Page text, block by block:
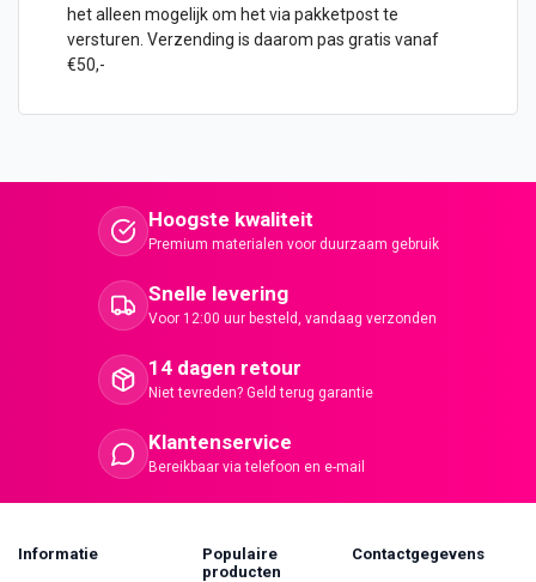
het alleen mogelijk om het via pakketpost te
versturen. Verzending is daarom pas gratis vanaf
€50,-
Hoogste kwaliteit
Premium materialen voor duurzaam gebruik
Snelle levering
Voor 12:00 uur besteld, vandaag verzonden
14 dagen retour
Niet tevreden? Geld terug garantie
Klantenservice
Bereikbaar via telefoon en e-mail
Informatie
Populaire
producten
Contactgegevens